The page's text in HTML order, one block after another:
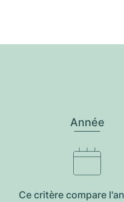
Année
Ce critère compare